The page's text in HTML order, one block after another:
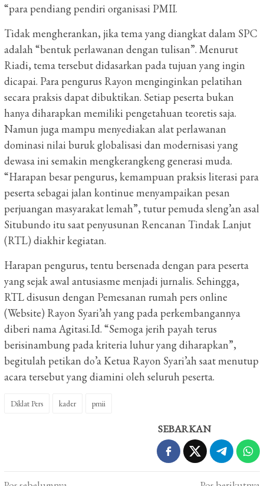
“para pendiang pendiri organisasi PMII.
Tidak mengherankan, jika tema yang diangkat dalam SPC
adalah “bentuk perlawanan dengan tulisan”. Menurut
Riadi, tema tersebut didasarkan pada tujuan yang ingin
dicapai. Para pengurus Rayon menginginkan pelatihan
secara praksis dapat dibuktikan. Setiap peserta bukan
hanya diharapkan memiliki pengetahuan teoretis saja.
Namun juga mampu menyediakan alat perlawanan
dominasi nilai buruk globalisasi dan modernisasi yang
dewasa ini semakin mengkerangkeng generasi muda.
“Harapan besar pengurus, kemampuan praksis literasi para
peserta sebagai jalan kontinue menyampaikan pesan
perjuangan masyarakat lemah”, tutur pemuda sleng’an asal
Situbundo itu saat penyusunan Rencanan Tindak Lanjut
(RTL) diakhir kegiatan.
Harapan pengurus, tentu bersenada dengan para peserta
yang sejak awal antusiasme menjadi jurnalis. Sehingga,
RTL disusun dengan Pemesanan rumah pers online
(Website) Rayon Syari’ah yang pada perkembangannya
diberi nama Agitasi.Id. “Semoga jerih payah terus
berisinambung pada kriteria luhur yang diharapkan”,
begitulah petikan do’a Ketua Rayon Syari’ah saat menutup
acara tersebut yang diamini oleh seluruh peserta.
Diklat Pers kader pmii
SEBARKAN